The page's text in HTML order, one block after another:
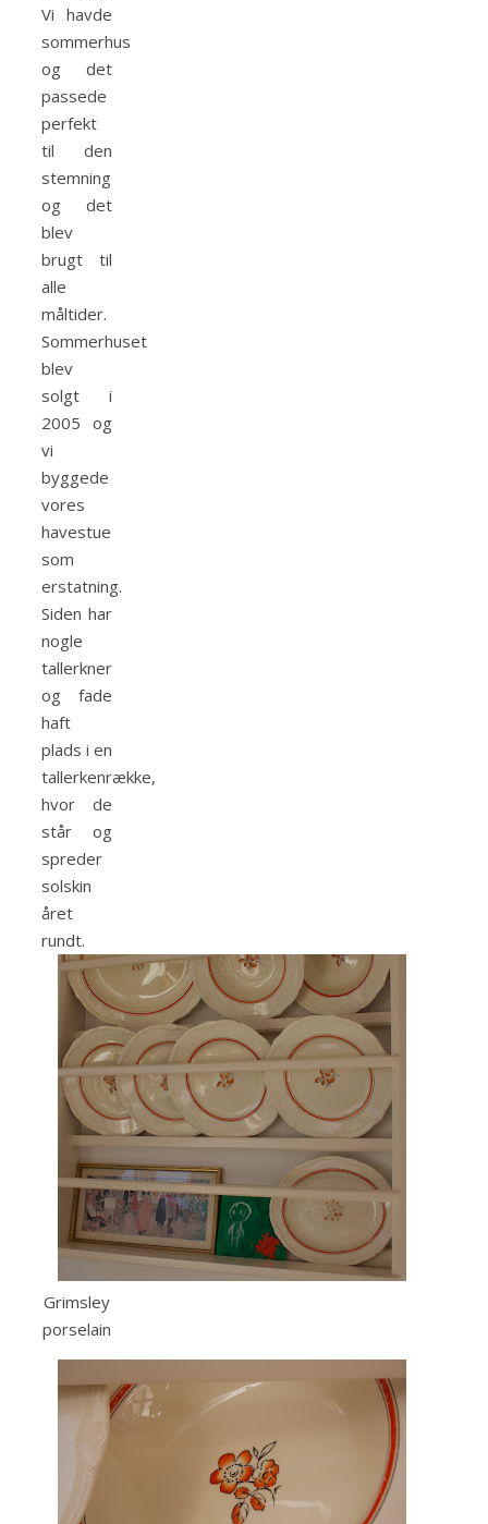
Vi havde
sommerhus
og det
passede
perfekt
til den
stemning
og det
blev
brugt til
alle
måltider.
Sommerhuset
blev
solgt i
2005 og
vi
byggede
vores
havestue
som
erstatning.
Siden har
nogle
tallerkner
og fade
haft
plads i en
tallerkenrække,
hvor de
står og
spreder
solskin
året
rundt.
Grimsley
porselain